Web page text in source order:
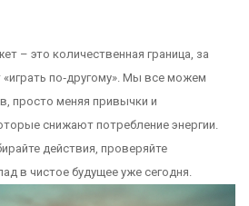
– это количественная граница, за
по‑другому». Мы все можем
просто меняя привычки и
снижают потребление энергии.
действия, проверяйте
в чистое будущее уже сегодня.